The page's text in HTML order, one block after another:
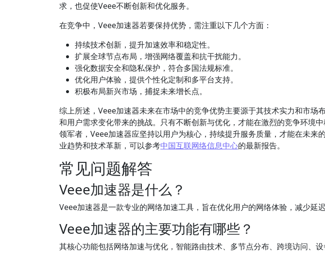
求，也促使Veee不断创新和优化服务。
在竞争中，Veee加速器若要保持优势，需注重以下几个方面：
持续技术创新，提升加速效率和稳定性。
扩展全球节点布局，增强网络覆盖和抗干扰能力。
强化数据安全和隐私保护，符合多国法规标准。
优化用户体验，提供个性化定制和多平台支持。
积极布局新兴市场，捕捉未来增长点。
综上所述，Veee加速器未来在市场中的竞争优势主要源于其技术实力和市场
和用户需求变化带来的挑战。只有不断创新与优化，才能在激烈的竞争环境
领军者，Veee加速器应坚持以用户为核心，持续提升服务质量，才能在未来
业趋势和技术革新，可以参考中国互联网络信息中心的最新报告。
常见问题解答
Veee加速器是什么？
Veee加速器是一款专业的网络加速工具，旨在优化用户的网络体验，减少延
Veee加速器的主要功能有哪些？
其核心功能包括网络加速与优化，智能路由技术、多节点分布、跨境访问、设